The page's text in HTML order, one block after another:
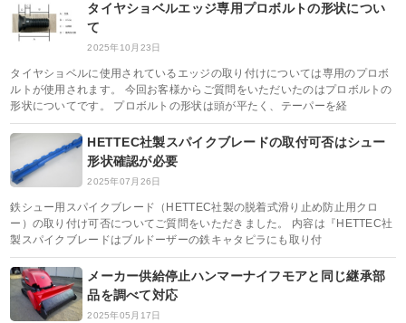
タイヤショベルエッジ専用プロボルトの形状につい
て
2025年10月23日
タイヤショベルに使用されているエッジの取り付けについては専用のプロボ
ルトが使用されます。 今回お客様からご質問をいただいたのはプロボルトの
形状についてです。 プロボルトの形状は頭が平たく、テーパーを経
HETTEC社製スパイクブレードの取付可否はシュー
形状確認が必要
2025年07月26日
鉄シュー用スパイクブレード（HETTEC社製の脱着式滑り止め防止用クロ
ー）の取り付け可否についてご質問をいただきました。 内容は『HETTEC社
製スパイクブレードはブルドーザーの鉄キャタピラにも取り付
メーカー供給停止ハンマーナイフモアと同じ継承部
品を調べて対応
2025年05月17日